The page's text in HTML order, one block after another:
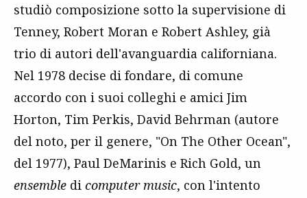
studiò composizione sotto la supervisione di
Tenney, Robert Moran e Robert Ashley, già
trio di autori dell'avanguardia californiana.
Nel 1978 decise di fondare, di comune
accordo con i suoi colleghi e amici Jim
Horton, Tim Perkis, David Behrman (autore
del noto, per il genere, "On The Other Ocean",
del 1977), Paul DeMarinis e Rich Gold, un
ensemble di computer music, con l'intento